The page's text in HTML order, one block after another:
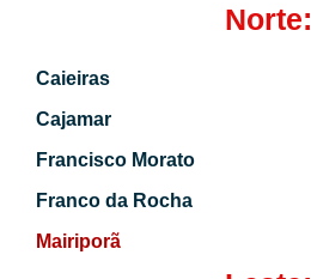
Norte:
Caieiras
Cajamar
Francisco Morato
Franco da Rocha
Mairiporã